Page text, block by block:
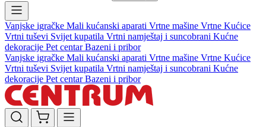
Vanjske igračke Mali kućanski aparati Vrtne mašine Vrtne Kućice
Vrtni tuševi Svijet kupatila Vrtni namještaj i suncobrani Kućne
dekoracije Pet centarBazeni i pribor
Vanjske igračke Mali kućanski aparati Vrtne mašine Vrtne Kućice
Vrtni tuševi Svijet kupatila Vrtni namještaj i suncobrani Kućne
dekoracije Pet centarBazeni i pribor